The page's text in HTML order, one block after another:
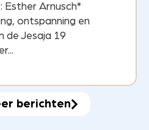
Esther Arnusch*
ontspanning en
de Jesaja 19
berichten